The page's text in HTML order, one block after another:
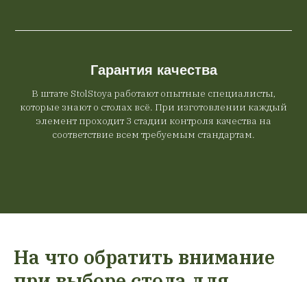
Гарантия качества
В штате StolStoya работают опытные специалисты,
которые знают о столах всё. При изготовлении каждый
элемент проходит 3 стадии контроля качества на
соответствие всем требуемым стандартам.
На что обратить внимание